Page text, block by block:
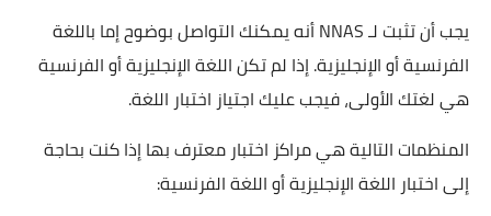
يجب أن تثبت لـ NNAS أنه يمكنك التواصل بوضوح إما باللغة
الفرنسية أو الإنجليزية. إذا لم تكن اللغة الإنجليزية أو الفرنسية
هي لغتك الأولى، فيجب عليك اجتياز اختبار اللغة.
المنظمات التالية هي مراكز اختبار معترف بها إذا كنت بحاجة
إلى اختبار اللغة الإنجليزية أو اللغة الفرنسية: